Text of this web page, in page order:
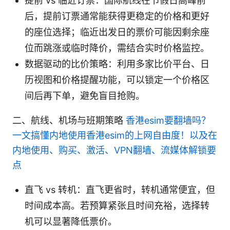
后，提前订票通常能获得更稳定的价格和更好
的座位选择；临近出发日的票价可能因剩余座
位而跳涨或临时降价，需结合实时价格监控。
数据驱动的比价策略：利用多家比价平台、日
历视图和价格提醒功能，可以锁定一个价格区
间后再下单，避免盲目抢购。
二、航线、机场与班期策略 香港esim要翻墙吗？
一文搞懂内地使用香港esim的上网自由度！以及在
内地使用、购买、激活、VPN翻墙、流媒体解锁要
点
直飞 vs 转机：直飞更省时，转机通常便宜，但
时间成本高。若预算紧张且时间充裕，选择转
机可以显著降低票价。